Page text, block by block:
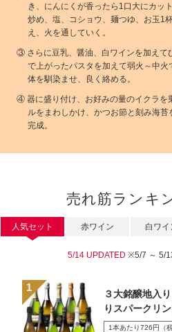
き、にんにくが香ったら1口大にカッ
炒め、塩、コショウ、麺つゆ、お玉1
え、火を通していく。
③ さらに豆乳、醤油、白ワインを加えて
で上がったパスタを加えて弱火～中火
体を馴染ませ、良く絡める。
④ 器に盛り付け、お好みの量のイクラを
ルをまわしかけ、かつお節と刻み海苔
完成。
売れ筋ランキ
人気セット
5/14 UPDATED ※5/7 ～ 5/
３大銘醸地入
りスパークリ
本セット 第４
1本あたり726円（税
赤ワイン 白ワイ